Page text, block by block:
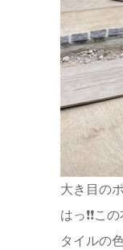
大き目の
はっ❗❗
タイルの